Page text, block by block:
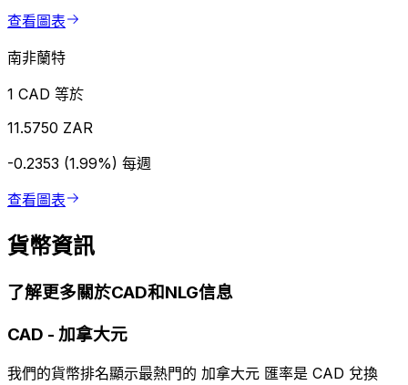
查看圖表
南非蘭特
1 CAD 等於
11.5750 ZAR
-0.2353 (1.99%) 每週
查看圖表
貨幣資訊
了解更多關於CAD和NLG信息
CAD - 加拿大元
我們的貨幣排名顯示最熱門的 加拿大元 匯率是 CAD 兌換